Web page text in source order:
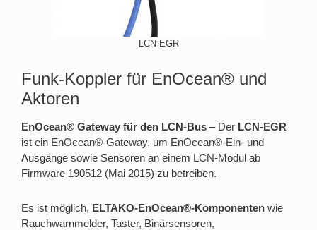
LCN-EGR
Funk-Koppler für EnOcean® und
Aktoren
EnOcean® Gateway für den LCN-Bus – Der LCN-EGR
ist ein EnOcean®-Gateway, um EnOcean®-Ein- und
Ausgänge sowie Sensoren an einem LCN-Modul ab
Firmware 190512 (Mai 2015) zu betreiben.
Es ist möglich, ELTAKO-EnOcean®-Komponenten wie
Rauchwarnmelder, Taster, Binärsensoren,